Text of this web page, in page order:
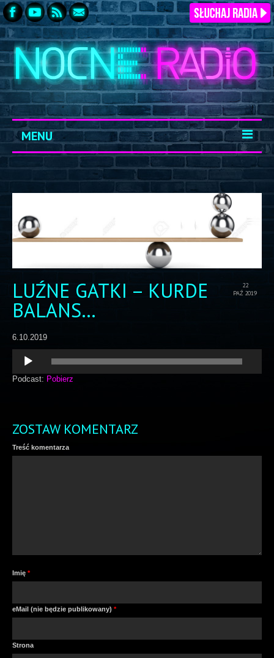
MENU
START
ARCHIWUM
KONTAKT
22
PAŹ 2019
LUŹNE GATKI – KURDE
BALANS…
6.10.2019
Odtwarzacz
plików
dźwiękowych
Podcast: Pobierz
ZOSTAW KOMENTARZ
Treść komentarza
Imię *
eMail (nie będzie publikowany) *
Strona